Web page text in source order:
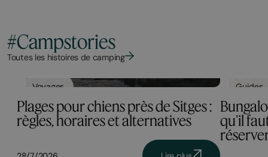
#Campstories
Toutes les histoires de camping
Voyages
Plages pour chiens près de Sitges :
règles, horaires et alternatives
Guides
qu'il